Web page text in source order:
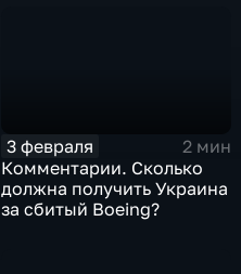
3 февраля
2 мин
Комментарии. Сколько
должна получить Украина
за сбитый Boeing?